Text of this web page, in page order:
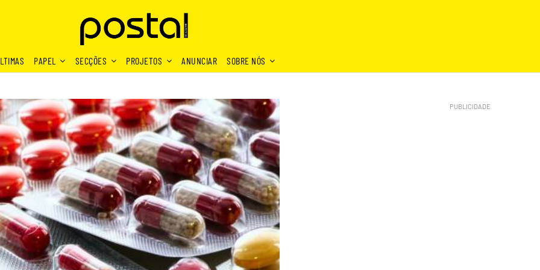
PAPEL SECÇÕES PROJETOS ANUNCIAR SOBRE NÓS